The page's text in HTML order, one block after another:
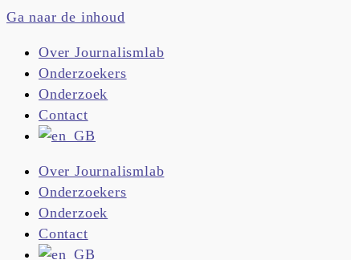
Ga naar de inhoud
Over Journalismlab
Onderzoekers
Onderzoek
Contact
Over Journalismlab
Onderzoekers
Onderzoek
Contact